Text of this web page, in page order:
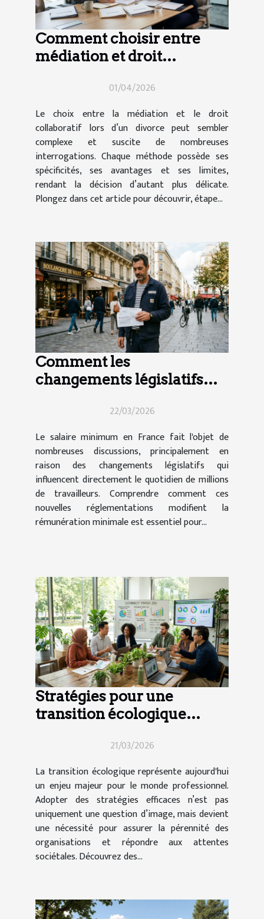
Comment choisir entre
médiation et droit
01/04/2026
Le choix entre la médiation et le droit
collaboratif lors d’un divorce peut sembler
complexe et suscite de nombreuses
interrogations. Chaque méthode possède ses
spécificités, ses avantages et ses limites,
rendant la décision d’autant plus délicate.
Plongez dans cet article pour découvrir, étape...
Comment les
changements législatifs
minimum en France ?
22/03/2026
Le salaire minimum en France fait l'objet de
nombreuses discussions, principalement en
raison des changements législatifs qui
influencent directement le quotidien de millions
de travailleurs. Comprendre comment ces
nouvelles réglementations modifient la
rémunération minimale est essentiel pour...
Stratégies pour une
transition écologique
21/03/2026
La transition écologique représente aujourd'hui
un enjeu majeur pour le monde professionnel.
Adopter des stratégies efficaces n’est pas
uniquement une question d’image, mais devient
une nécessité pour assurer la pérennité des
organisations et répondre aux attentes
sociétales. Découvrez des...